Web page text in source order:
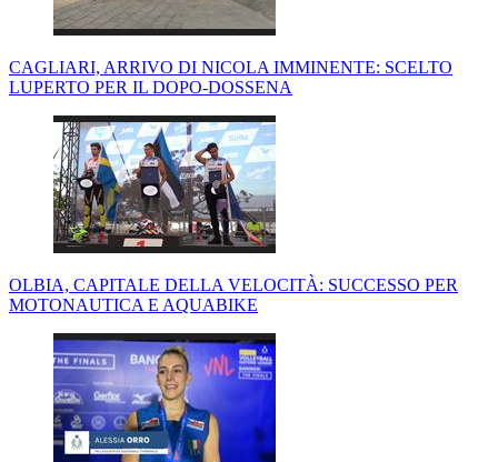
CAGLIARI, ARRIVO DI NICOLA IMMINENTE: SCELTO
LUPERTO PER IL DOPO-DOSSENA
OLBIA, CAPITALE DELLA VELOCITÀ: SUCCESSO PER
MOTONAUTICA E AQUABIKE